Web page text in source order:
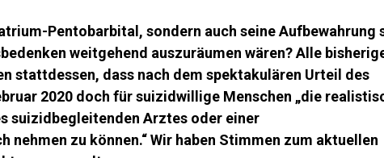
Pentobarbital, sondern auch seine Aufbewahrung
weitgehend auszuräumen wären? Alle
stattdessen, dass nach dem spektakulären Urteil des
2020 doch für suizidwillige Menschen „die
suizidbegleitenden Arztes oder einer
zu können.“ Wir haben Stimmen zum aktuellen